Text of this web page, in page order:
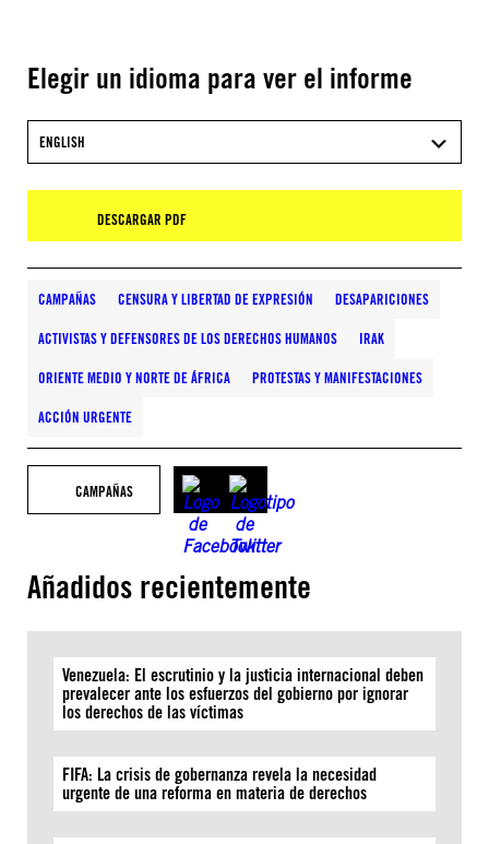
Elegir un idioma para ver el informe
ENGLISH
DESCARGAR PDF
CAMPAÑAS CENSURA Y LIBERTAD DE EXPRESIÓN DESAPARICIONES
ACTIVISTAS Y DEFENSORES DE LOS DERECHOS HUMANOS IRAK
ORIENTE MEDIO Y NORTE DE ÁFRICA PROTESTAS Y MANIFESTACIONES
ACCIÓN URGENTE
CAMPAÑAS
Añadidos recientemente
Venezuela: El escrutinio y la justicia internacional deben
prevalecer ante los esfuerzos del gobierno por ignorar
los derechos de las víctimas
FIFA: La crisis de gobernanza revela la necesidad
urgente de una reforma en materia de derechos